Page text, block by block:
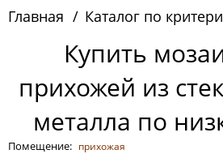
Китай
Россия
Главная Каталог по
Купить
прихожей из
металла по
Помещение: прихожая